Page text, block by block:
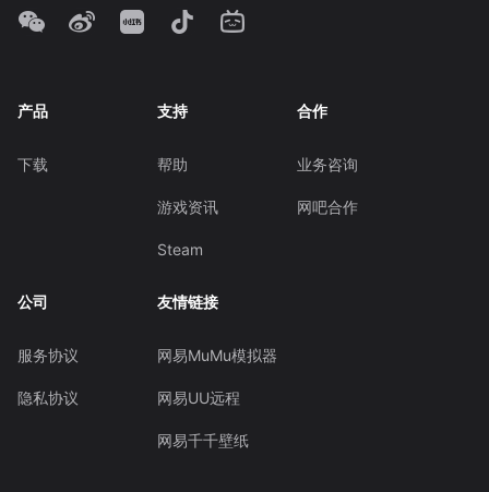
产品
下载
支持
帮助
游戏资讯
Steam
合作
业务咨询
网吧合作
公司
服务协议
隐私协议
友情链接
网易MuMu模拟器
网易UU远程
网易千千壁纸